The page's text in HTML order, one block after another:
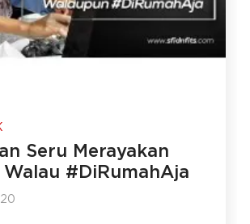
Seru Merayakan
Walau #DiRumahAja